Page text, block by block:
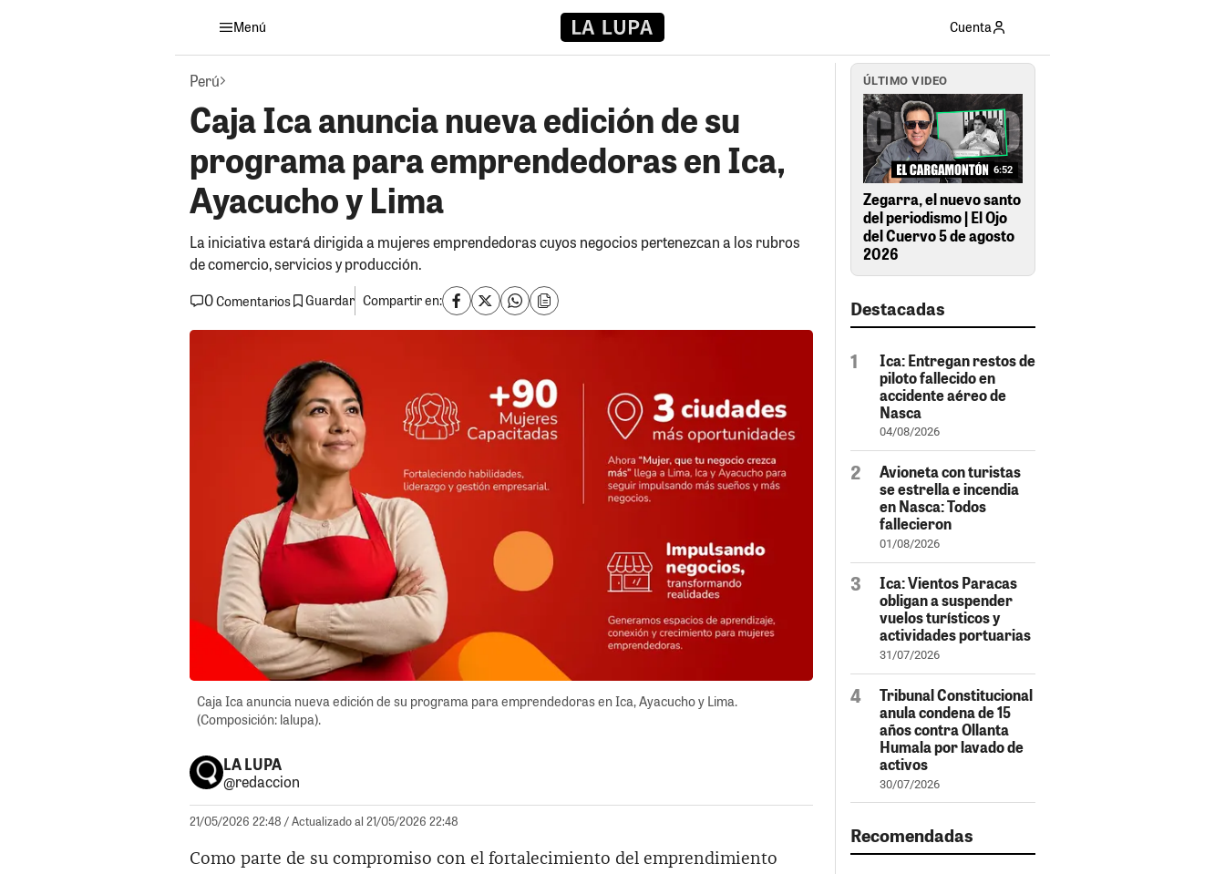
Menú Cuenta
Perú
Caja Ica anuncia nueva edición de su
programa para emprendedoras en Ica,
Ayacucho y Lima
La iniciativa estará dirigida a mujeres emprendedoras cuyos negocios pertenezcan a los rubros
de comercio, servicios y producción.
0Comentarios Guardar Compartir en:
Caja Ica anuncia nueva edición de su programa para emprendedoras en Ica, Ayacucho y Lima.
(Composición: lalupa).
LA LUPA
@redaccion
21/05/2026 22:48 / Actualizado al 21/05/2026 22:48
Como parte de su compromiso con el fortalecimiento del emprendimiento
ÚLTIMO VIDEO
6:52
Zegarra, el nuevo santo
del periodismo | El Ojo
del Cuervo 5 de agosto
2026
Destacadas
Ica: Entregan restos de
piloto fallecido en
accidente aéreo de
Nasca
04/08/2026
Avioneta con turistas
se estrella e incendia
en Nasca: Todos
fallecieron
01/08/2026
Ica: Vientos Paracas
obligan a suspender
vuelos turísticos y
actividades portuarias
31/07/2026
Tribunal Constitucional
anula condena de 15
años contra Ollanta
Humala por lavado de
activos
30/07/2026
Recomendadas